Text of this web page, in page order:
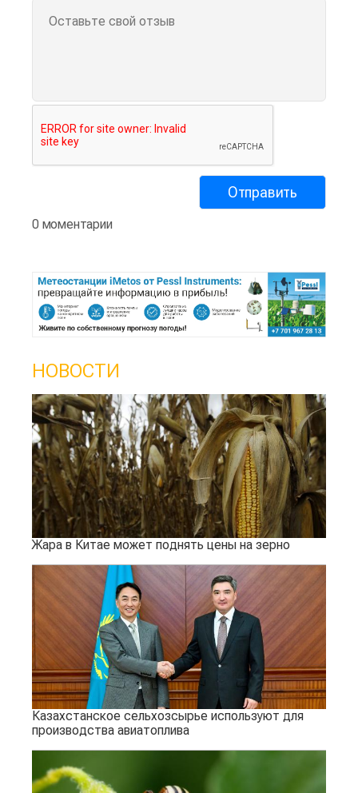
0 моментарии
НОВОСТИ
Жара в Китае может поднять цены на зерно
Казахстанское сельхозсырье используют для
производства авиатоплива